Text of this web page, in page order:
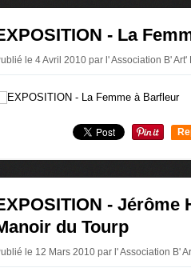
- La
le 4 Avril 2010 par l' Association B' Art'
- Jérôme
du Tourp
le 12 Mars 2010 par l' Association B'